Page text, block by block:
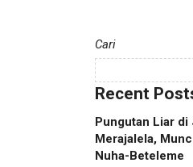
Cari
Recent
Pungutan Liar di
Merajalela,
Nuha-Beteleme